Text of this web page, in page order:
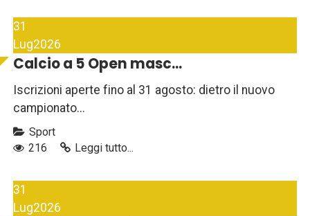
31
Lug2026
Calcio a 5 Open masc...
Iscrizioni aperte fino al 31 agosto: dietro il nuovo
campionato...
Sport
216
Leggi tutto...
31
Lug2026